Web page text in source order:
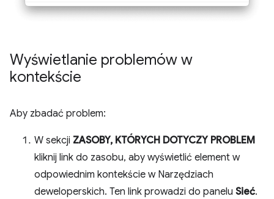
Wyświetlanie problemów w
kontekście
Aby zbadać problem:
W sekcji ZASOBY, KTÓRYCH DOTYCZY PROBLEM
kliknij link do zasobu, aby wyświetlić element w
odpowiednim kontekście w Narzędziach
deweloperskich. Ten link prowadzi do panelu Sieć.